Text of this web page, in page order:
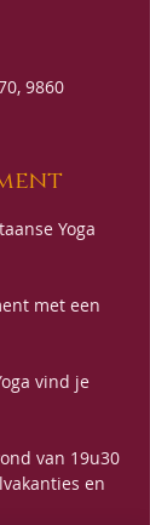
9860
Yoga
met een
vind je
van 19u30
en